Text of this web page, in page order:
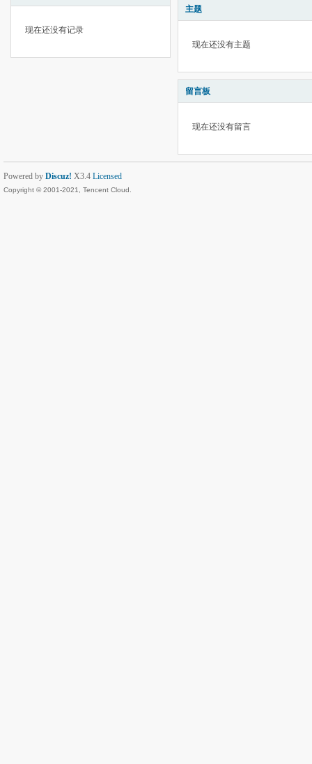
现在还没有记录
主题
现在还没有主题
留言板
现在还没有留言
Powered by Discuz! X3.4 Licensed
Copyright © 2001-2021, Tencent Cloud.